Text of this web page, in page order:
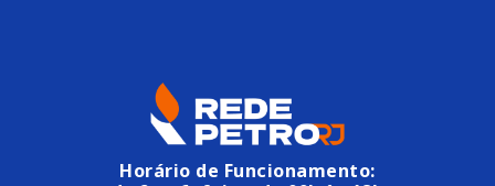
Horário de Funcionamento: